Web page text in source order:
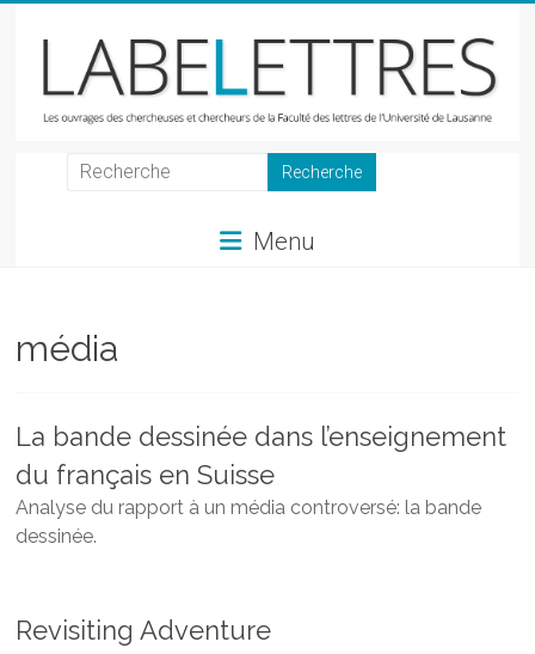
LabeLettres
chercheurs
Faculté
des
lettres
Menu
média
La bande dessinée dans l’enseignement
du français en Suisse
Analyse du rapport à un média controversé: la bande
dessinée.
Revisiting Adventure